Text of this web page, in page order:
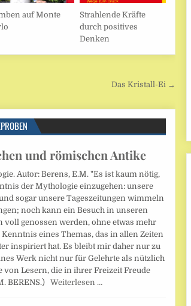
auf Monte
Strahlende Kräfte
durch positives
Denken
Das Kristall-Ei →
und römischen Antike
Autor: Berens, E.M. "Es ist kaum nötig,
der Mythologie einzugehen: unsere
sogar unsere Tageszeitungen wimmeln
noch kann ein Besuch in unseren
voll genossen werden, ohne etwas mehr
eines Themas, das in allen Zeiten
inspiriert hat. Es bleibt mir daher nur zu
Werk nicht nur für Gelehrte als nützlich
von Lesern, die in ihrer Freizeit Freude
BERENS.)Weiterlesen …